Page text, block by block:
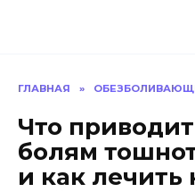
ГЛАВНАЯ »
Что
болям
и как лечить